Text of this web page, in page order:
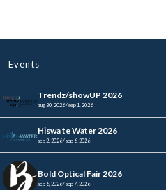
Events
Trendz/showUP 2026
aug 30, 2026 / sep 1, 2026
Hiswa te Water 2026
sep 2, 2026 / sep 6, 2026
Bold Optical Fair 2026
sep 6, 2026 / sep 7, 2026